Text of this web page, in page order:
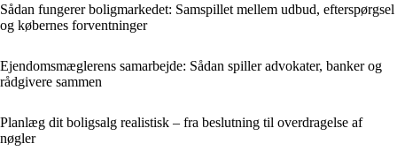
Sådan fungerer boligmarkedet: Samspillet mellem udbud, efterspørgsel
og købernes forventninger
Ejendomsmæglerens samarbejde: Sådan spiller advokater, banker og
rådgivere sammen
Planlæg dit boligsalg realistisk – fra beslutning til overdragelse af
nøgler